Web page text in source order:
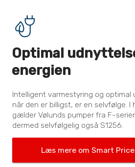
Optimal
energien
Intelligent varmestyring og
når den er billigst, er en selvfølge.
gælder Vølunds pumper fra F-
dermed selvfølgelig også S1256.
Læs mere om Smart